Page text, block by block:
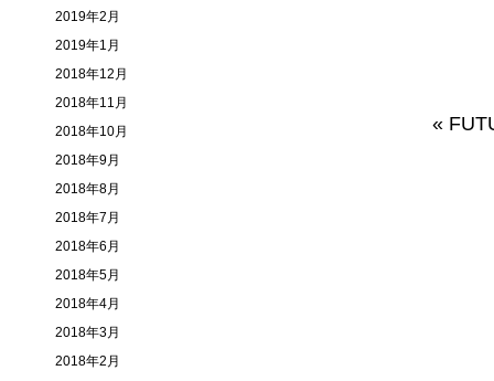
«
2019年2月
2019年1月
2018年12月
2018年11月
2018年10月
2018年9月
2018年8月
2018年7月
2018年6月
2018年5月
2018年4月
2018年3月
2018年2月